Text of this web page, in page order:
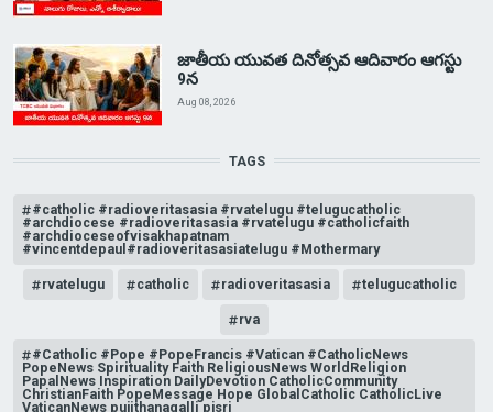
జాతీయ యువత దినోత్సవ ఆదివారం ఆగస్టు
9న
Aug 08, 2026
TAGS
#catholic #radioveritasasia #rvatelugu #telugucatholic
#archdiocese #radioveritasasia #rvatelugu #catholicfaith
#archdioceseofvisakhapatnam
#vincentdepaul#radioveritasasiatelugu #Mothermary
rvatelugu catholic radioveritasasia telugucatholic
rva
#Catholic #Pope #PopeFrancis #Vatican #CatholicNews
PopeNews Spirituality Faith ReligiousNews WorldReligion
PapalNews Inspiration DailyDevotion CatholicCommunity
ChristianFaith PopeMessage Hope GlobalCatholic CatholicLive
VaticanNews pujithanagalli pjsri